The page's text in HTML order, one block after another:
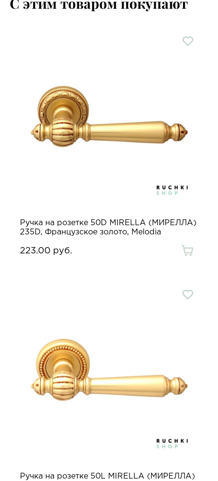
Ручка на розетке 50D MIRELLA (МИРЕЛЛА)
235D, Французское золото, Melodia
223.00 руб.
Ручка на розетке 50L MIRELLA (МИРЕЛЛА)